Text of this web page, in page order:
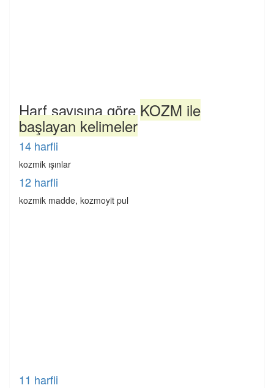
Harf sayısına göreKOZM ile
başlayan kelimeler
14 harfli
kozmik ışınlar
12 harfli
kozmik madde, kozmoyit pul
11 harfli